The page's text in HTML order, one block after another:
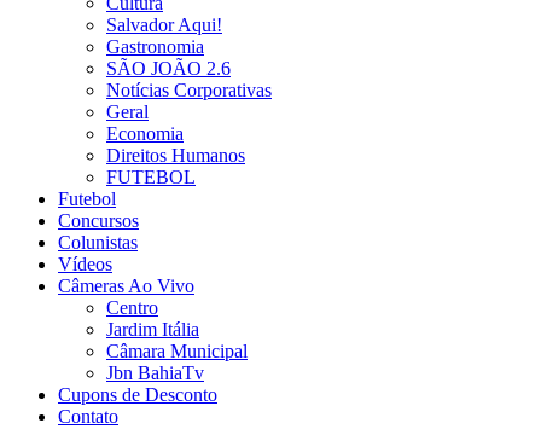
Salvador Aqui!
Gastronomia
SÃO JOÃO 2.6
Notícias Corporativas
Geral
Economia
Direitos Humanos
FUTEBOL
Futebol
Concursos
Colunistas
Vídeos
Câmeras Ao Vivo
Centro
Jardim Itália
Câmara Municipal
Jbn BahiaTv
Cupons de Desconto
Contato